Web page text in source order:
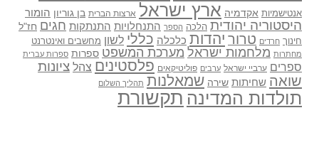
אנטישמיות אקדמיה ארץ ישראל ארצות הברית בן גוריון הומור
היסטוריה יהודית הלכה הספר התנחלויות התנתקות חגים חז"ל
חינוך חרדים טרור יהדות כלכלה כללי לשון מחשבים ואינטרנט
מחתרות מלחמות ישראל מערכת המשפט ספרות ספרות עברית
ספרים ערביי ישראל ערבים פוליטיקאים פלסטינים צהל ציונות
שואה שחיתות שירה שמאלנות תהליך השלום
תולדות המדינה תקשורת